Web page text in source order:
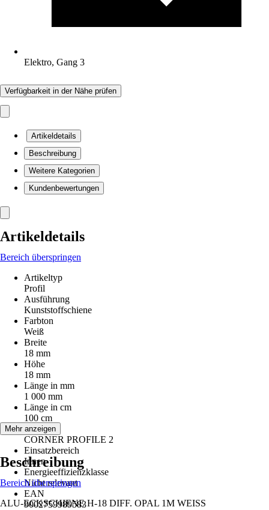
Elektro, Gang 3
Verfügbarkeit in der Nähe prüfen
Artikeldetails
Beschreibung
Weitere Kategorien
Kundenbewertungen
Artikeldetails
Bereich überspringen
Artikeltyp
Profil
Ausführung
Kunststoffschiene
Farbton
Weiß
Breite
18 mm
Höhe
18 mm
Länge in mm
1 000 mm
Länge in cm
100 cm
Serie
CORNER PROFILE 2
Einsatzbereich
Innen
Energieeffizienzklasse
Nicht relevant
EAN
9002759989583
Mehr anzeigen
Beschreibung
Bereich überspringen
ALU-ECKSCHIENE H-18 DIFF. OPAL 1M WEISS